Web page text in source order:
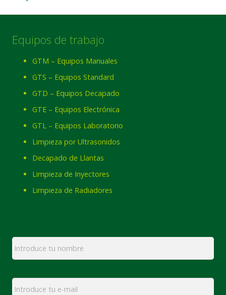
Equipos de trabajo
GTM – Equipos Manuales
GTS – Equipos Standard
GTD – Equipos Decapado
GTE – Equipos Electrónica
GTL – Equipos Laboratorio
Limpieza por Ultrasonidos
Decapado de Llantas
Limpieza de Inyectores
Limpieza de Radiadores
Nombre *
Email *